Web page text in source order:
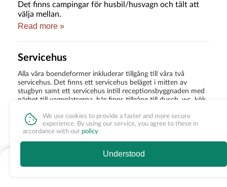
Det finns campingar för husbil/husvagn och tält att
välja mellan.
Malungs Camping erbjuder boenden i flera former,
exempelvis kan du bo i din husbil/husvagn längs
vacker utsikt över Bullsjön.
Från din campingplats har du nära till: Bullsjöstrand,
tempererad pool, minigolf och vår egen sommar
restaurang Terrassen. Välkommen!
Read more »
Servicehus
Alla våra boendeformer inkluderar tillgång till våra två
servicehus. Det finns ett servicehus beläget i mitten av
stugbyn samt ett servicehus intill receptionsbyggnaden med
närhet till vagnplatserna, här finns tillgång till dusch, wc, kök
Parkering
fr. 900 SEK
We use cookies to provide a faster and more secure
experience. By using our service, you agree to these in
accordance with our policy
Understood